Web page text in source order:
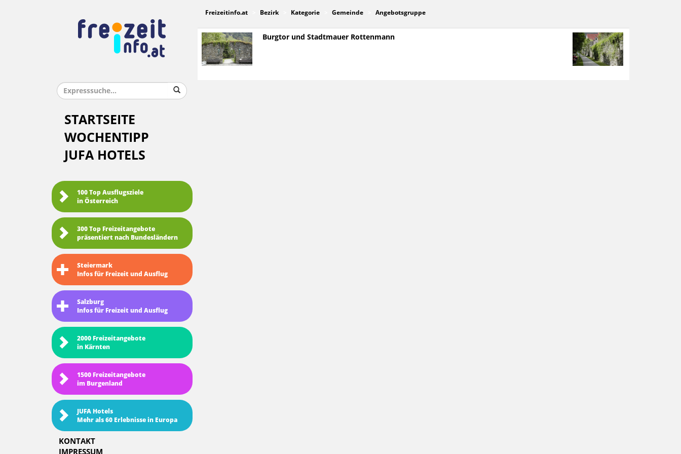
STARTSEITE
WOCHENTIPP
JUFA HOTELS
100 Top Ausflugsziele
in Österreich
300 Top Freizeitangebote
präsentiert nach Bundesländern
Steiermark
Infos für Freizeit und Ausflug
Salzburg
Infos für Freizeit und Ausflug
2000 Freizeitangebote
in Kärnten
1500 Freizeitangebote
im Burgenland
JUFA Hotels
Mehr als 60 Erlebnisse in Europa
KONTAKT
IMPRESSUM
Freizeitinfo.at Bezirk Kategorie Gemeinde Angebotsgruppe
Burgtor und Stadtmauer Rottenmann